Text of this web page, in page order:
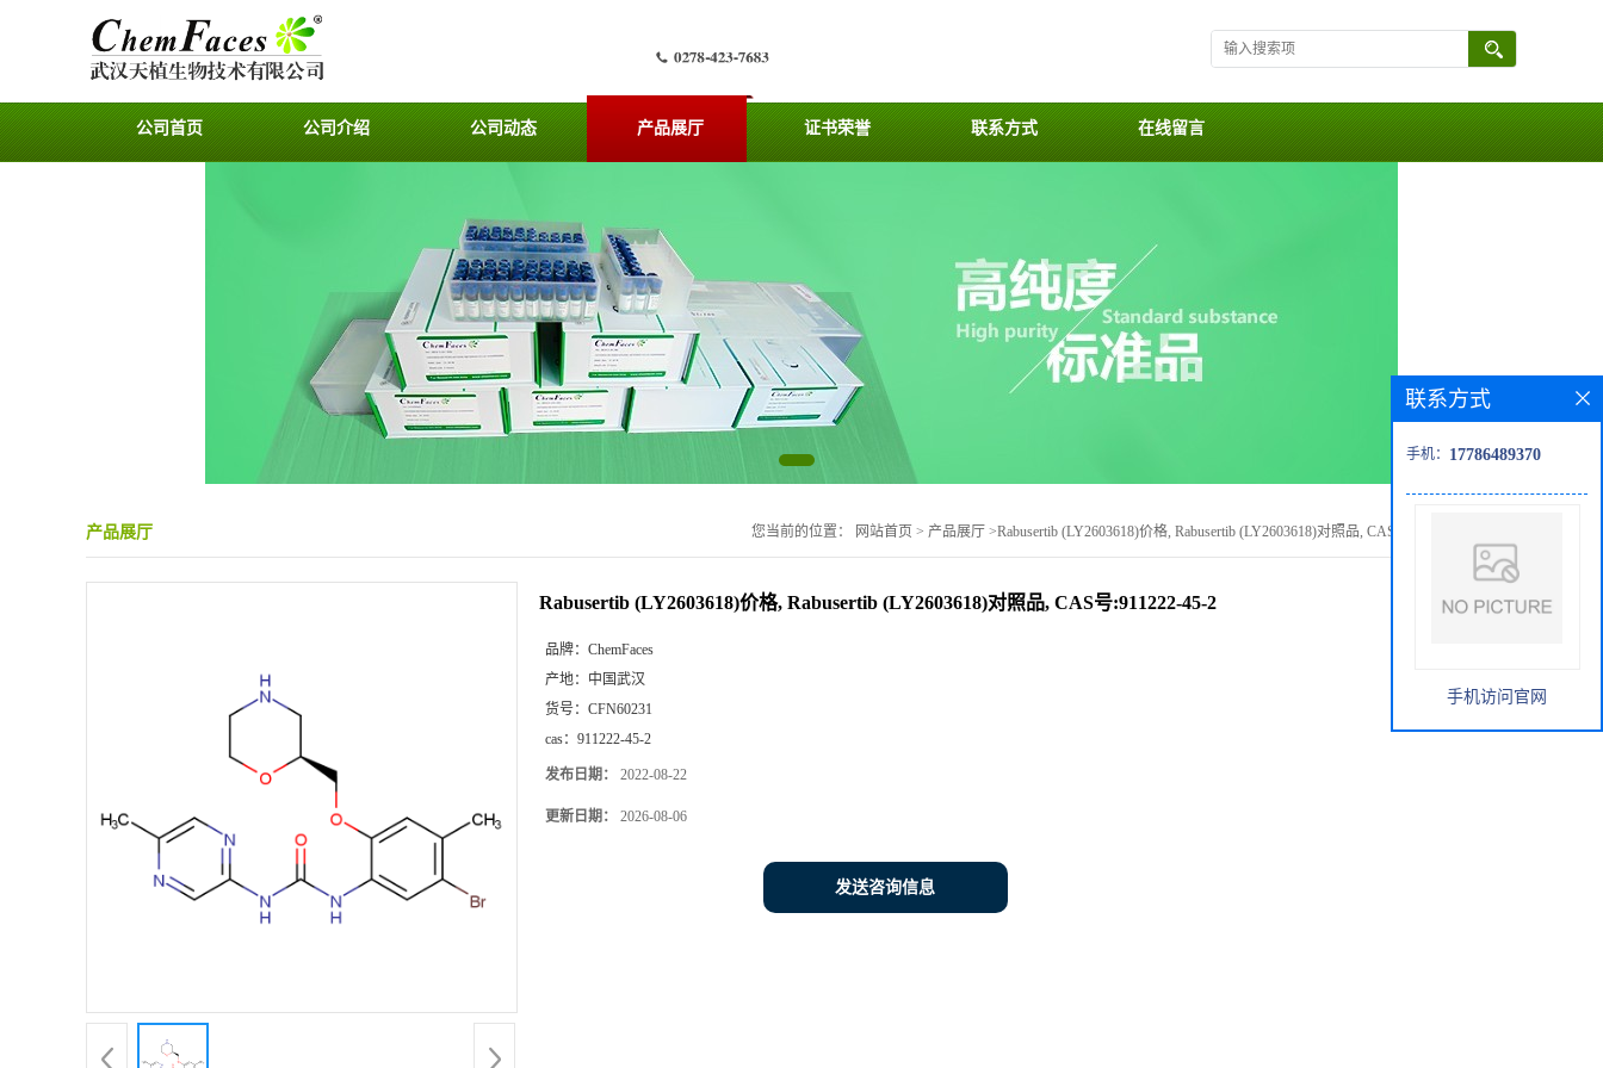
公司首页 公司介绍 公司动态 产品展厅 证书荣誉 联系方式 在线留言
产品展厅 您当前的位置： 网站首页 > 产品展厅 >Rabusertib (LY2603618)价格, Rabusertib (LY2603618)对照品, CAS号:911222-45-2
Rabusertib (LY2603618)价格, Rabusertib (LY2603618)对照品, CAS号:911222-45-2
品牌： ChemFaces
产地： 中国武汉
货号： CFN60231
cas： 911222-45-2
发布日期： 2022-08-22
更新日期： 2026-08-06
发送咨询信息
联系方式
手机： 17786489370
手机访问官网